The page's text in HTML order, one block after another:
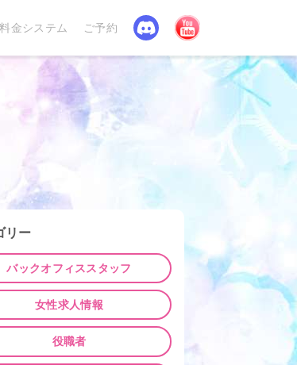
金システム ご予約 Discord
リー
バックオフィススタッフ
女性求人情報
役職者